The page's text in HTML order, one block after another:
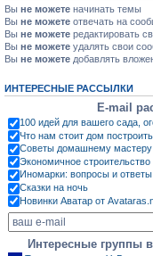
Вы не можете начинать темы
Вы не можете отвечать на
Вы не можете редактировать
Вы не можете удалять свои
Вы не можете добавлять
ИНТЕРЕСНЫЕ РАССЫЛКИ
E-mail
100 идей для вашего сада,
Что нам стоит дом
Советы домашнему мастеру
Экономичное строительство
Иномарки: вопросы и
Сказки на ночь
Новинки Аватар от
Интересные группы